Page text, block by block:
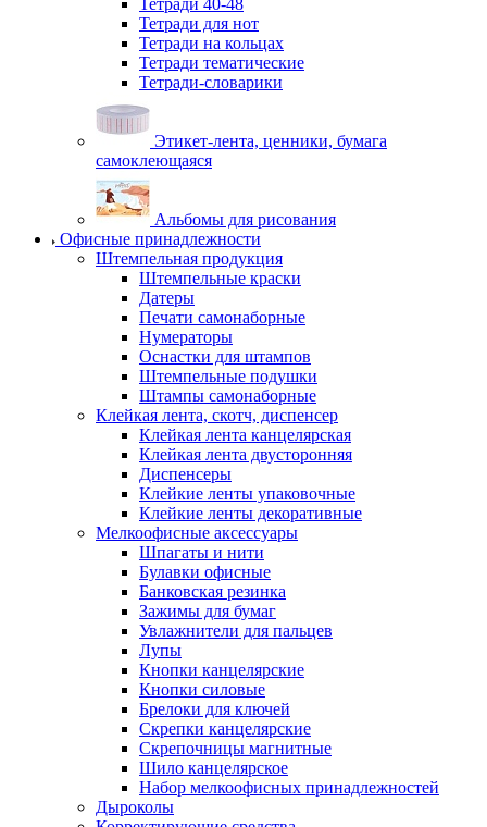
Тетради 40-48
Тетради для нот
Тетради на кольцах
Тетради тематические
Тетради-словарики
Этикет-лента, ценники, бумага
самоклеющаяся
Альбомы для рисования
Офисные принадлежности
Штемпельная продукция
Штемпельные краски
Датеры
Печати самонаборные
Нумераторы
Оснастки для штампов
Штемпельные подушки
Штампы самонаборные
Клейкая лента, скотч, диспенсер
Клейкая лента канцелярская
Клейкая лента двусторонняя
Диспенсеры
Клейкие ленты упаковочные
Клейкие ленты декоративные
Мелкоофисные аксессуары
Шпагаты и нити
Булавки офисные
Банковская резинка
Зажимы для бумаг
Увлажнители для пальцев
Лупы
Кнопки канцелярские
Кнопки силовые
Брелоки для ключей
Скрепки канцелярские
Скрепочницы магнитные
Шило канцелярское
Набор мелкоофисных принадлежностей
Дыроколы